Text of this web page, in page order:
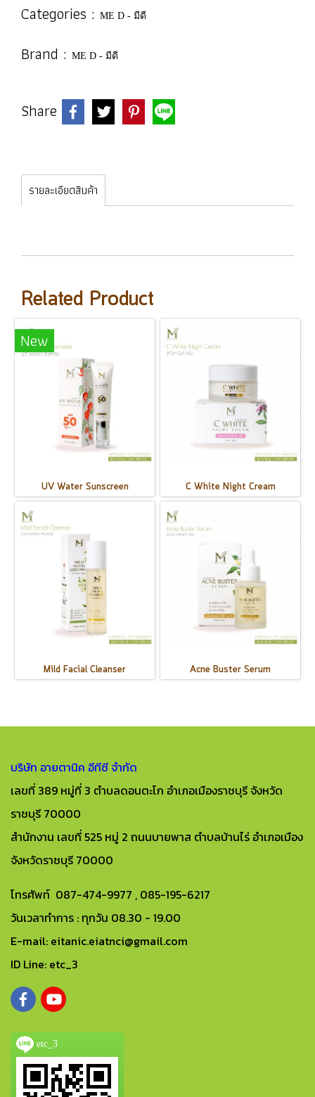
Categories : ME D - มีดี
Brand : ME D - มีดี
Share
รายละเอียดสินค้า
Related Product
New
UV Water Sunscreen C White Night Cream
Mild Facial Cleanser Acne Buster Serum
บริษัท อายตานิค อีทีซี จำกัด
เลขที่ 389 หมู่ที่ 3 ตำบลดอนตะโก อำเภอเมืองราชบุรี จังหวัด
ราชบุรี 70000
สำนักงาน เลขที่ 525 หมู่ 2 ถนนบายพาส ตำบลบ้านไร่ อำเภอเมือง
จังหวัดราชบุรี 70000
โทรศัพท์ 087-474-9977 , 085-195-6217
วันเวลาทำการ : ทุกวัน 08.30 - 19.00
E-mail: eitanic.eiatnci@gmail.com
ID Line: etc_3
etc_3